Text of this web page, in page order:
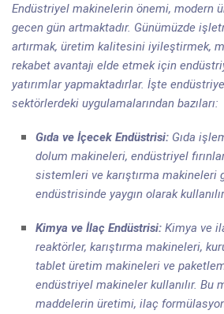
Endüstriyel makinelerin önemi, modern
gecen gün artmaktadır. Günümüzde
artırmak, üretim kalitesini iyileştirmek,
rekabet avantajı elde etmek için
yatırımlar yapmaktadırlar. İşte
sektörlerdeki uygulamalarından bazıları:
Gıda ve İçecek Endüstrisi: Gıda
dolum makineleri, endüstriyel
sistemleri ve karıştırma makineleri
endüstrisinde yaygın olarak
Kimya ve İlaç Endüstrisi: Kimya ve
reaktörler, karıştırma makineleri,
tablet üretim makineleri ve
endüstriyel makineler kullanılır. Bu
maddelerin üretimi, ilaç